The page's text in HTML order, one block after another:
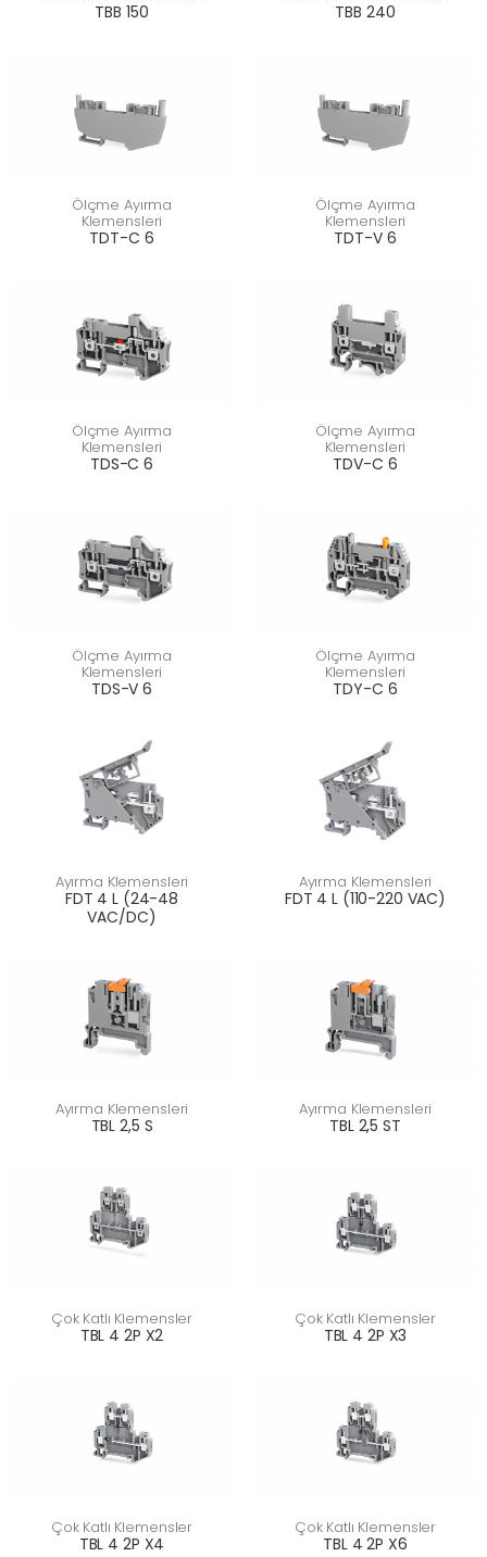
TBB 150 TBB 240
Ölçme Ayırma
Klemensleri
TDT-C 6
Ölçme Ayırma
Klemensleri
TDT-V 6
Ölçme Ayırma
Klemensleri
TDS-C 6
Ölçme Ayırma
Klemensleri
TDV-C 6
Ölçme Ayırma
Klemensleri
TDS-V 6
Ölçme Ayırma
Klemensleri
TDY-C 6
Ayırma Klemensleri
FDT 4 L (24-48
VAC/DC)
Ayırma Klemensleri
FDT 4 L (110-220 VAC)
Ayırma Klemensleri
TBL 2,5 S
Ayırma Klemensleri
TBL 2,5 ST
Çok Katlı Klemensler
TBL 4 2P X2
Çok Katlı Klemensler
TBL 4 2P X3
Çok Katlı Klemensler
TBL 4 2P X4
Çok Katlı Klemensler
TBL 4 2P X6